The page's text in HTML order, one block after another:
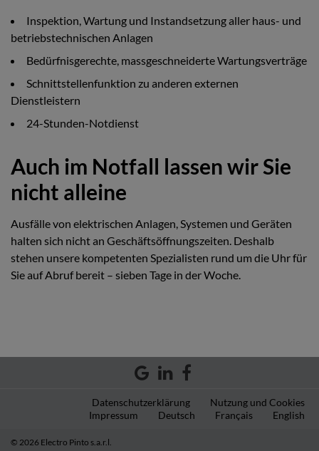
Inspektion, Wartung und Instandsetzung aller haus- und
betriebstechnischen Anlagen
Bedürfnisgerechte, massgeschneiderte Wartungsverträge
Schnittstellenfunktion zu anderen externen
Dienstleistern
24-Stunden-Notdienst
Auch im Notfall lassen wir Sie
nicht alleine
Ausfälle von elektrischen Anlagen, Systemen und Geräten
halten sich nicht an Geschäftsöffnungszeiten. Deshalb
stehen unsere kompetenten Spezialisten rund um die Uhr für
Sie auf Abruf bereit – sieben Tage in der Woche.
Datenschutzerklärung
Nutzung und Cookies
Impressum
Deutsch Français English
© 2026 Electro Pinto s.a.r.l.